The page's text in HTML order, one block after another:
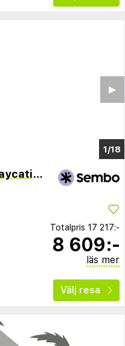
1/14
▶︎
CoreSoho Suite by BKAstaycation KotaWarisan Sepang Klia Airport, Free WiFi
Totalpris 17 217:-
8 609:-
läs mer
Välj resa